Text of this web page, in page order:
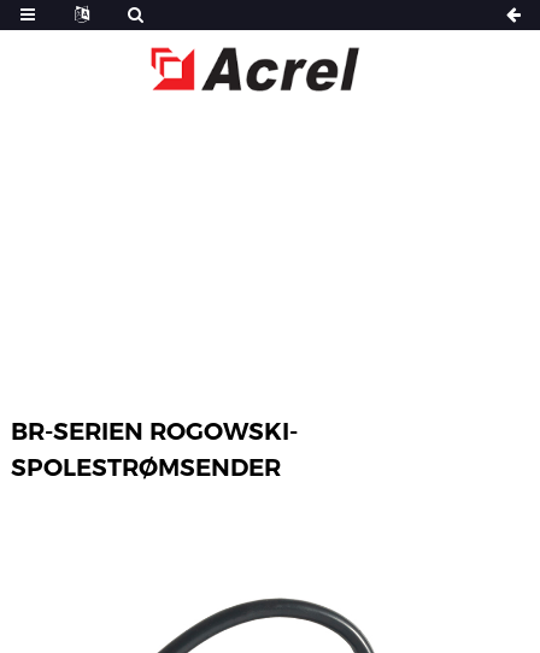
BR-SERIEN ROGOWSKI-
SPOLESTRØMSENDER